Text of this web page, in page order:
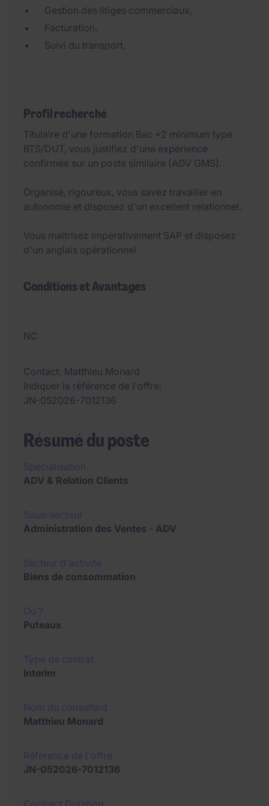
Gestion des litiges commerciaux,
Facturation,
Suivi du transport.
Profil recherché
Titulaire d'une formation Bac +2 minimum type
BTS/DUT, vous justifiez d'une expérience
confirmée sur un poste similaire (ADV GMS).
Organisé, rigoureux, vous savez travailler en
autonomie et disposez d'un excellent relationnel.
Vous maitrisez impérativement SAP et disposez
d'un anglais opérationnel.
Conditions et Avantages
NC
Contact Matthieu Monard
Indiquer la référence de l'offre
JN-052026-7012136
Résumé du poste
ADV & Relation Clients
Administration des Ventes - ADV
Biens de consommation
Puteaux
Interim
Matthieu Monard
JN-052026-7012136